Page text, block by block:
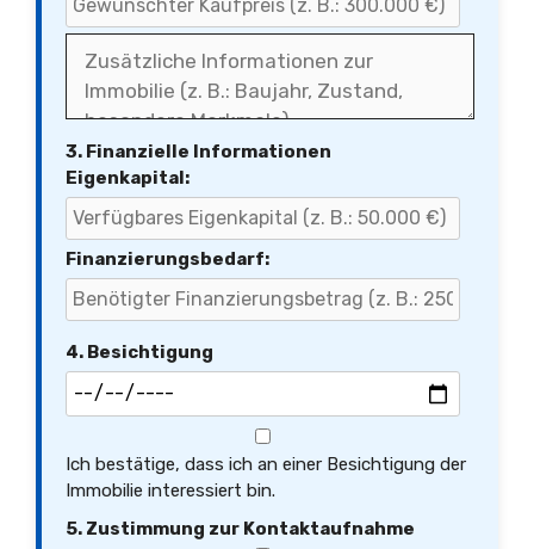
3. Finanzielle Informationen
Eigenkapital:
Finanzierungsbedarf:
4. Besichtigung
Ich bestätige, dass ich an einer Besichtigung der
Immobilie interessiert bin.
5. Zustimmung zur Kontaktaufnahme